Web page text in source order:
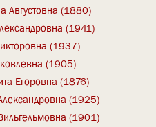
Августовна (1880)
(1941)
(1937)
(1905)
Егоровна (1876)
(1925)
(1901)